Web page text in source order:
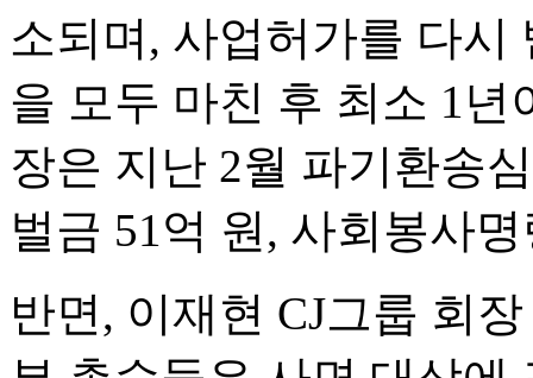
소되며, 사업허가를 다시
을 모두 마친 후 최소 1
장은 지난 2월 파기환송
벌금 51억 원, 사회봉사
반면, 이재현 CJ그룹 회